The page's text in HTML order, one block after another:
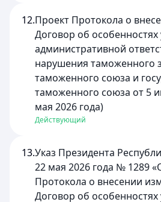
12.Проект Протокола о
Договор об особенностях
административной
нарушения таможенного
таможенного союза и
таможенного союза от 5
мая 2026 года)
Действующий
13.Указ Президента
22 мая 2026 года № 1289
Протокола о внесении
Договор об особенностях